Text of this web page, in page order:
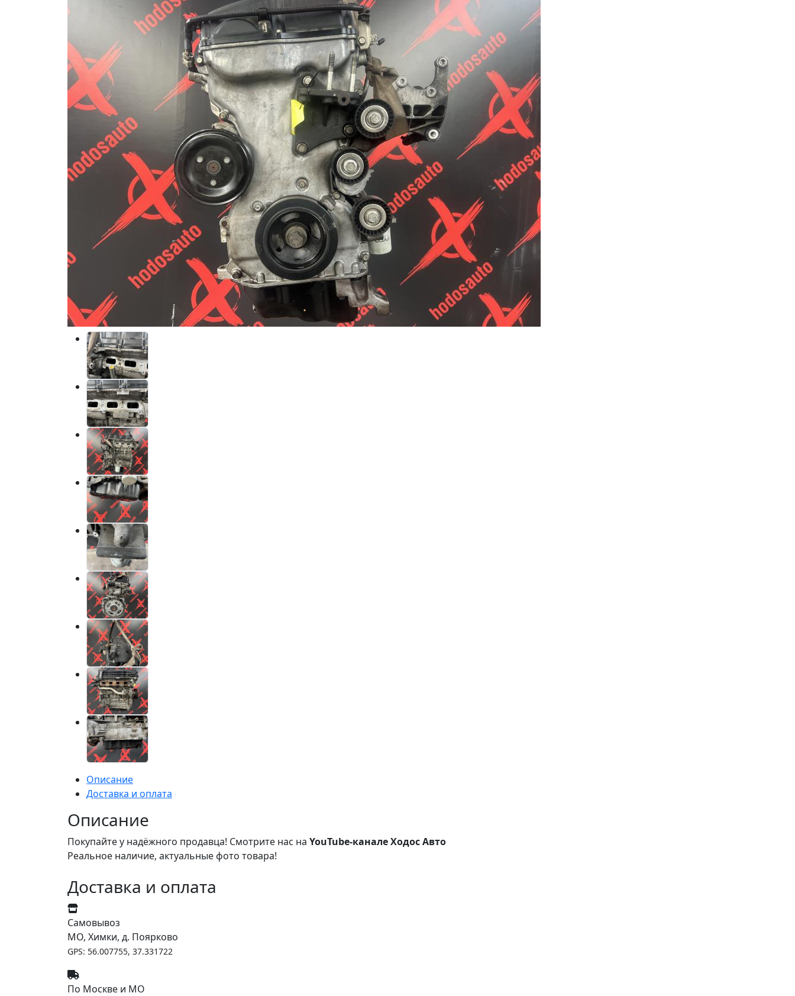
Описание
Доставка и оплата
Описание
Покупайте у надёжного продавца! Смотрите нас на YouTube-канале Ходос Авто
Реальное наличие, актуальные фото товара!
Доставка и оплата
Самовывоз
МО, Химки, д. Поярково
GPS: 56.007755, 37.331722
По Москве и МО